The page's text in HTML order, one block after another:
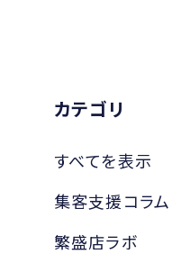
カテゴリ
すべてを表示
集客支援コラム
繁盛店ラボ